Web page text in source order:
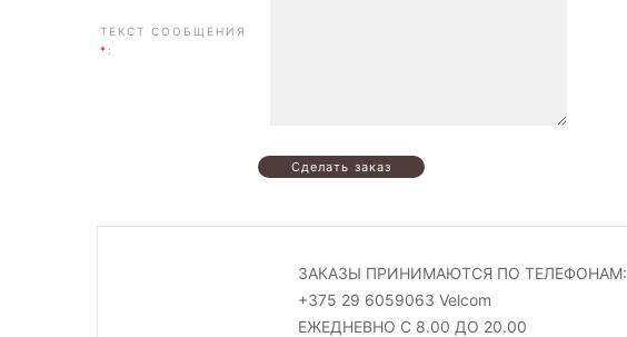
ТЕКСТ СООБЩЕНИЯ
* :
ЗАКАЗЫ ПРИНИМАЮТСЯ ПО ТЕЛЕФОНАМ:
+375 29 6059063 Velcom
ЕЖЕДНЕВНО С 8.00 ДО 20.00